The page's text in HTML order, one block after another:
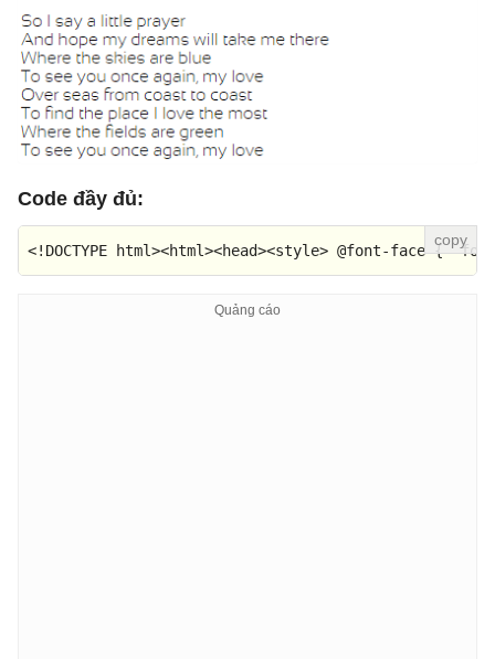
Code đầy đủ:
<!DOCTYPE html><html><head><style> @font-face {